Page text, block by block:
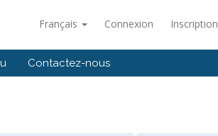
Français Connexion Inscription
Contactez-nous